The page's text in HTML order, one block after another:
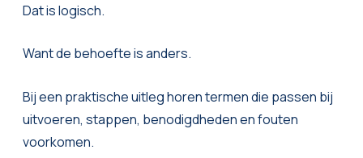
Dat is logisch.
Want de behoefte is anders.
Bij een praktische uitleg horen termen die passen bij
uitvoeren, stappen, benodigdheden en fouten
voorkomen.